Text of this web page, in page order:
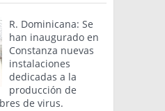
R. Dominicana: Se
han inaugurado en
Constanza nuevas
instalaciones
dedicadas a la
producción de
de virus.